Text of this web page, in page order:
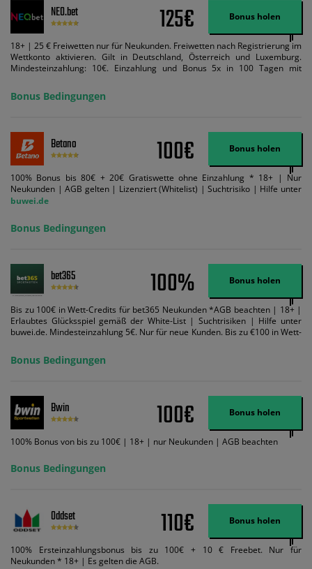
NEO.bet 125€ Bonus holen
18+ | 25 € Freiwetten nur für Neukunden. Freiwetten nach Registrierung im
Wettkonto aktivieren. Gilt in Deutschland, Österreich und Luxemburg.
Mindesteinzahlung: 10€. Einzahlung und Bonus 5x in 100 Tagen mit
Bedingungen können geändert werden. AGB gelten. Lizenziert; Hilfe bei
Suchtrisiken: buwei.de.
Bonus Bedingungen
Betano 100€ Bonus holen
100% Bonus bis 80€ + 20€ Gratiswette ohne Einzahlung * 18+ | Nur
Neukunden | AGB gelten | Lizenziert (Whitelist) | Suchtrisiko | Hilfe unter
buwei.de
Bonus Bedingungen
bet365 100% Bonus holen
Bis zu 100€ in Wett-Credits für bet365 Neukunden *AGB beachten | 18+ |
Erlaubtes Glücksspiel gemäß der White-List | Suchtrisiken | Hilfe unter
buwei.de. Mindesteinzahlung 5€. Nur für neue Kunden. Bis zu €100 in Wett-
ein und wir geben Ihnen die entsprechende qualifizierende Einzahlung in
Wett-Credits, wenn Sie qualifizierende Wetten im gleichen Wert platzieren
Wett-Credits aus. Es gelten die AGB, Zeitlimits und Ausnahmen. Der Bonus-
Code VIPANGEBOT kann während der Anmeldung benutzt werden, jedoch
ändert dies den Angebotsbetrag in keinster Weise.
Bonus Bedingungen
Bwin 100€ Bonus holen
100% Bonus von bis zu 100€ | 18+ | nur Neukunden | AGB beachten
Bonus Bedingungen
Oddset 110€ Bonus holen
100% Ersteinzahlungsbonus bis zu 100€ + 10 € Freebet. Nur für
Neukunden * 18+ | Es gelten die AGB.